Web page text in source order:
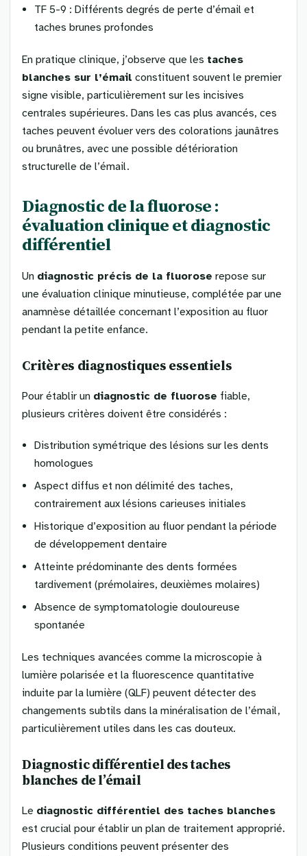
TF 5-9 : Différents degrés de perte d’émail et
taches brunes profondes
En pratique clinique, j’observe que les taches
blanches sur l’émail constituent souvent le premier
signe visible, particulièrement sur les incisives
centrales supérieures. Dans les cas plus avancés, ces
taches peuvent évoluer vers des colorations jaunâtres
ou brunâtres, avec une possible détérioration
structurelle de l’émail.
Diagnostic de la fluorose :
évaluation clinique et diagnostic
différentiel
Un diagnostic précis de la fluorose repose sur
une évaluation clinique minutieuse, complétée par une
anamnèse détaillée concernant l’exposition au fluor
pendant la petite enfance.
Critères diagnostiques essentiels
Pour établir un diagnostic de fluorose fiable,
plusieurs critères doivent être considérés :
Distribution symétrique des lésions sur les dents
homologues
Aspect diffus et non délimité des taches,
contrairement aux lésions carieuses initiales
Historique d’exposition au fluor pendant la période
de développement dentaire
Atteinte prédominante des dents formées
tardivement (prémolaires, deuxièmes molaires)
Absence de symptomatologie douloureuse
spontanée
Les techniques avancées comme la microscopie à
lumière polarisée et la fluorescence quantitative
induite par la lumière (QLF) peuvent détecter des
changements subtils dans la minéralisation de l’émail,
particulièrement utiles dans les cas douteux.
Diagnostic différentiel des taches
blanches de l’émail
Le diagnostic différentiel des taches blanches
est crucial pour établir un plan de traitement approprié.
Plusieurs conditions peuvent présenter des